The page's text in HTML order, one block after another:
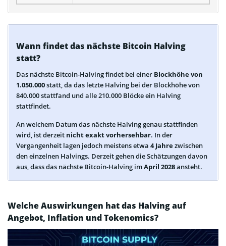
Wann findet das nächste Bitcoin Halving
statt?
Das nächste Bitcoin-Halving findet bei einer Blockhöhe von
1.050.000statt, da das letzte Halving bei der Blockhöhe von
840.000 stattfand und alle 210.000 Blöcke ein Halving
stattfindet.
An welchem Datum das nächste Halving genau stattfinden
wird, ist derzeit nicht exakt vorhersehbar. In der
Vergangenheit lagen jedoch meistens etwa 4 Jahrezwischen
den einzelnen Halvings. Derzeit gehen die Schätzungen davon
aus, dass das nächste Bitcoin-Halving imApril 2028ansteht.
Welche Auswirkungen hat das Halving auf
Angebot, Inflation und Tokenomics?